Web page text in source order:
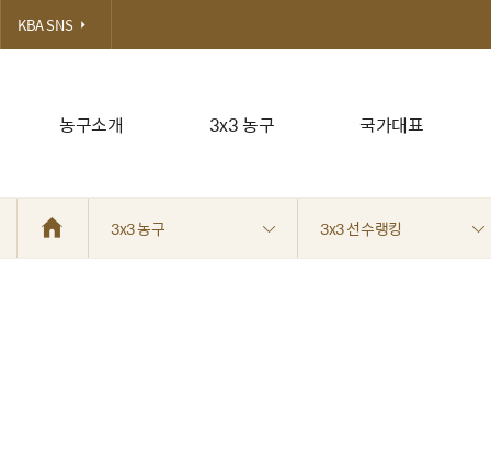
농구소개 3x3 농구 국가대표
KBA SNS
3x3 농구 3x3 선수랭킹